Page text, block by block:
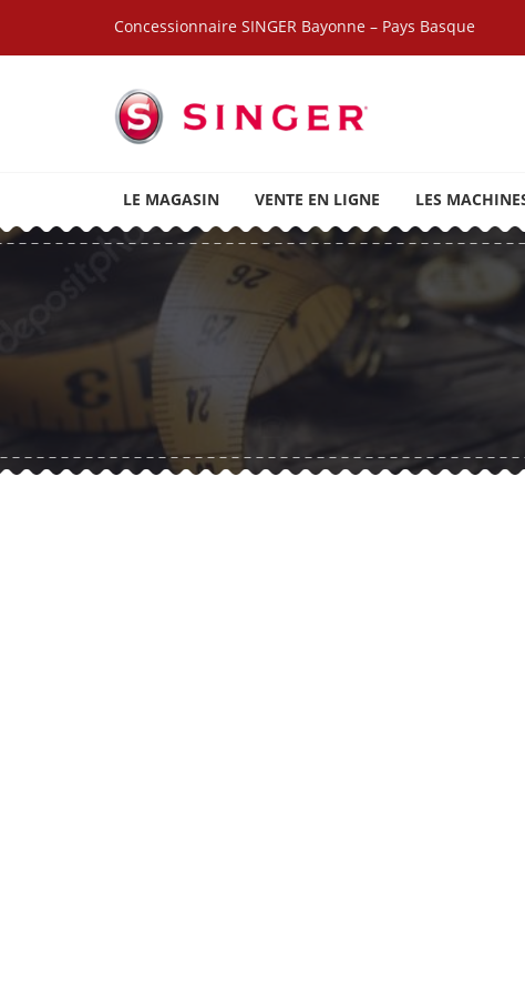
Concessionnaire SINGER Bayonne – Pays Basque
SINGER BAYONNE
LE MAGASIN
VENTE EN LIGNE LES